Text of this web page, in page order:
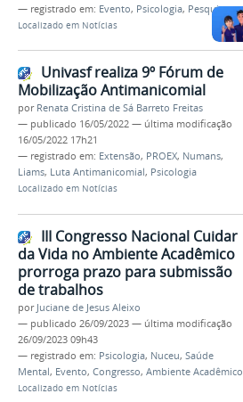
— registrado em: Evento, Psicologia, Pesquisa
Localizado em Notícias
Univasf realiza 9º Fórum de
Mobilização Antimanicomial
por Renata Cristina de Sá Barreto Freitas
— publicado 16/05/2022 — última modificação
16/05/2022 17h21
— registrado em: Extensão, PROEX, Numans,
Liams, Luta Antimanicomial, Psicologia
Localizado em Notícias
III Congresso Nacional Cuidar
da Vida no Ambiente Acadêmico
prorroga prazo para submissão
de trabalhos
por Juciane de Jesus Aleixo
— publicado 26/09/2023 — última modificação
26/09/2023 09h43
— registrado em: Psicologia, Nuceu, Saúde
Mental, Evento, Congresso, Ambiente Acadêmico
Localizado em Notícias